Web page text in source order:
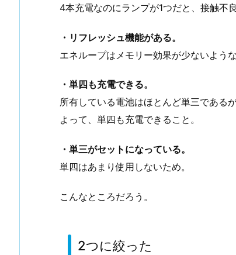
4本充電なのにランプが1つだと、接触不
・リフレッシュ機能がある。
エネループはメモリー効果が少ないよう
・単四も充電できる。
所有している電池はほとんど単三である
よって、単四も充電できること。
・単三がセットになっている。
単四はあまり使用しないため。
こんなところだろう。
2つに絞った